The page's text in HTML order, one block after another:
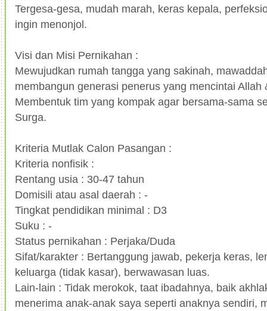
Tergesa-gesa, mudah marah, keras kepala,
ingin menonjol.
Visi dan Misi Pernikahan :
Mewujudkan rumah tangga yang sakinah,
membangun generasi penerus yang mencintai Allah
Membentuk tim yang kompak agar bersama-sama
Surga.
Kriteria Mutlak Calon Pasangan :
Kriteria nonfisik :
Rentang usia : 30-47 tahun
Domisili atau asal daerah : -
Tingkat pendidikan minimal : D3
Suku : -
Status pernikahan : Perjaka/Duda
Sifat/karakter : Bertanggung jawab, pekerja keras,
keluarga (tidak kasar), berwawasan luas.
Lain-lain : Tidak merokok, taat ibadahnya, baik
menerima anak-anak saya seperti anaknya sendiri,